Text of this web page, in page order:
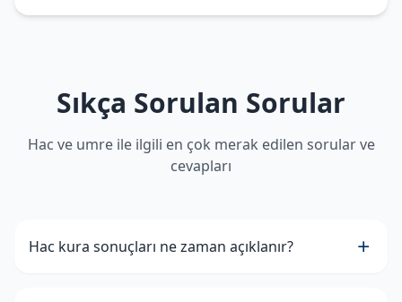
Sıkça Sorulan Sorular
Hac ve umre ile ilgili en çok merak edilen sorular ve
cevapları
Hac kura sonuçları ne zaman açıklanır?